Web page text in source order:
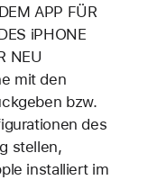
APP FÜR
iPHONE
NEU
mit den
bzw.
des
stellen,
installiert im